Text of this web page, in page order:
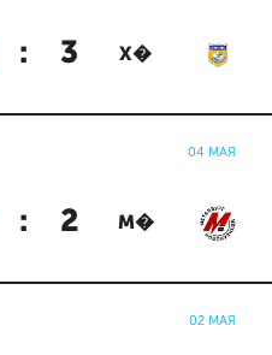
: 3 Х�
04 МАЯ
: 2 М�
02 МАЯ